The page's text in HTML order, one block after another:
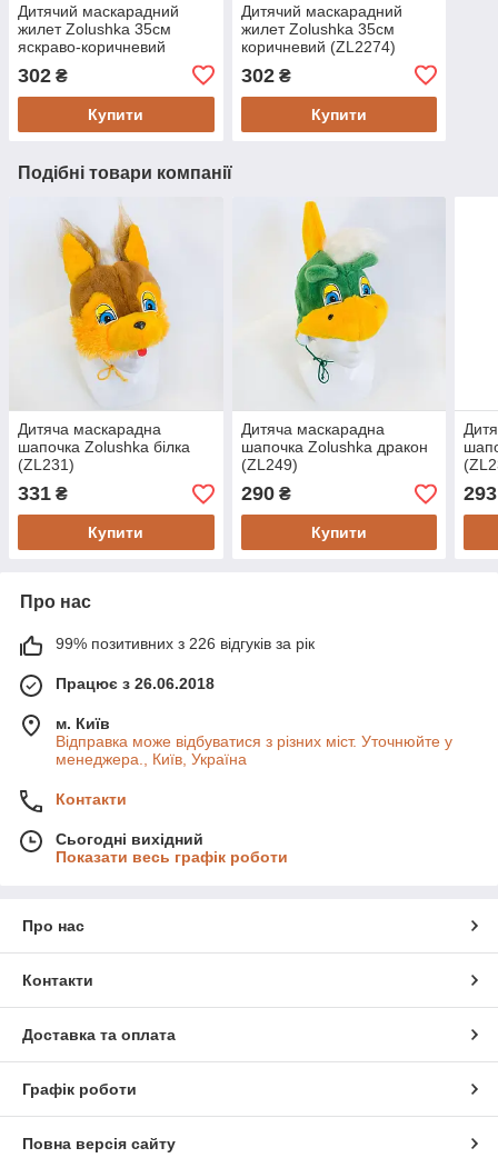
Дитячий маскарадний
жилет Zolushka 35см
яскраво-коричневий
302 ₴
Купити
Дитячий маскарадний
жилет Zolushka 35см
коричневий (ZL2274)
302₴
Купити
Подібні товари компанії
Дитяча маскарадна
шапочка Zolushka білка
(ZL231)
331 ₴
Купити
Дитяча маскарадна
шапочка Zolushka дракон
(ZL249)
290₴
Купити
293
Про нас
99% позитивних з 226 відгуків за рік
Працює з 26.06.2018
м. Київ
Відправка може відбуватися з різних міст. Уточнюйте у
менеджера., Київ, Україна
Контакти
Сьогодні вихідний
Показати весь графік роботи
Про нас
Контакти
Доставка та оплата
Графік роботи
Повна версія сайту